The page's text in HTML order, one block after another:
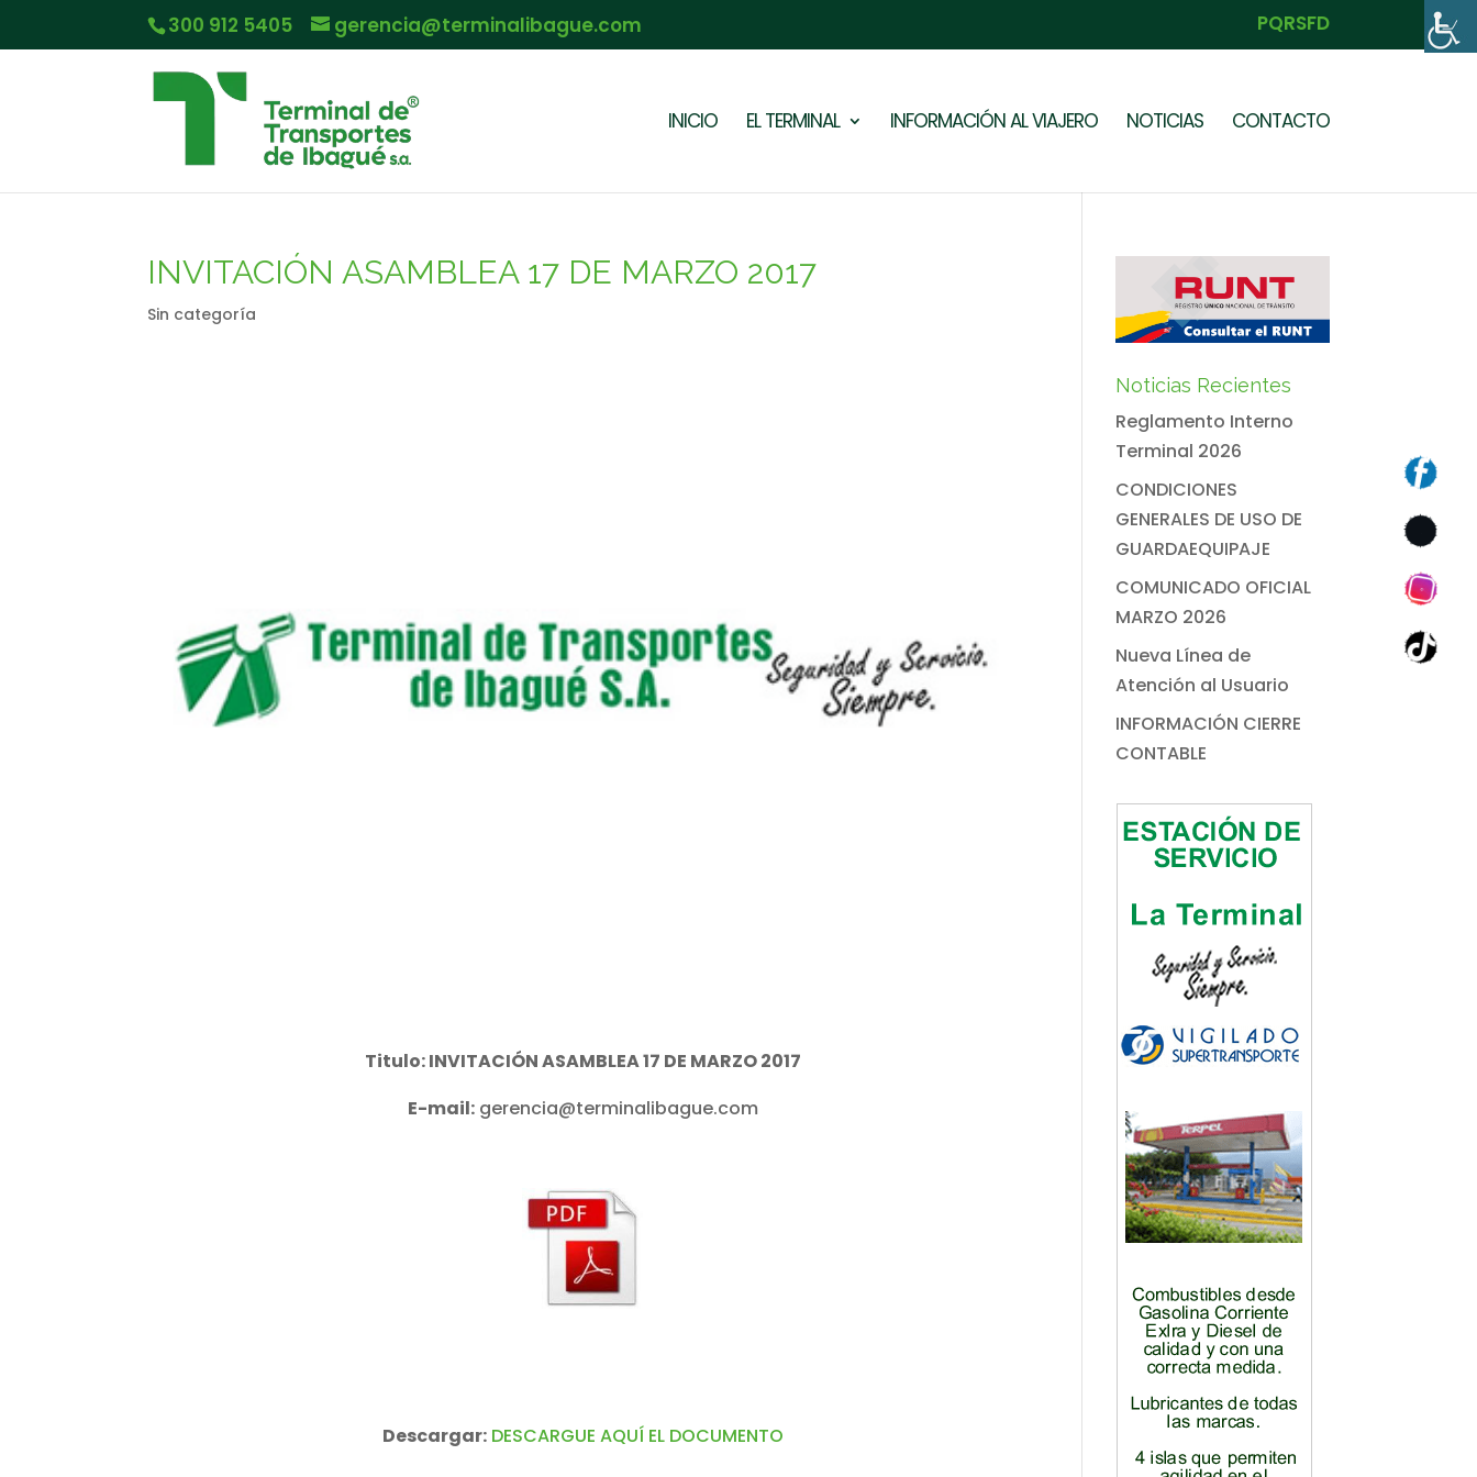
300 912 5405 gerencia@terminalibague.com PQRSFD
INICIO EL TERMINAL INFORMACIÓN AL VIAJERO NOTICIAS CONTACTO
INVITACIÓN ASAMBLEA 17 DE MARZO 2017
Sin categoría
Titulo: INVITACIÓN ASAMBLEA 17 DE MARZO 2017
E-mail: gerencia@terminalibague.com
Descargar: DESCARGUE AQUÍ EL DOCUMENTO
Noticias Recientes
Reglamento Interno
Terminal 2026
CONDICIONES
GENERALES DE USO DE
GUARDAEQUIPAJE
COMUNICADO OFICIAL
MARZO 2026
Nueva Línea de
Atención al Usuario
INFORMACIÓN CIERRE
CONTABLE